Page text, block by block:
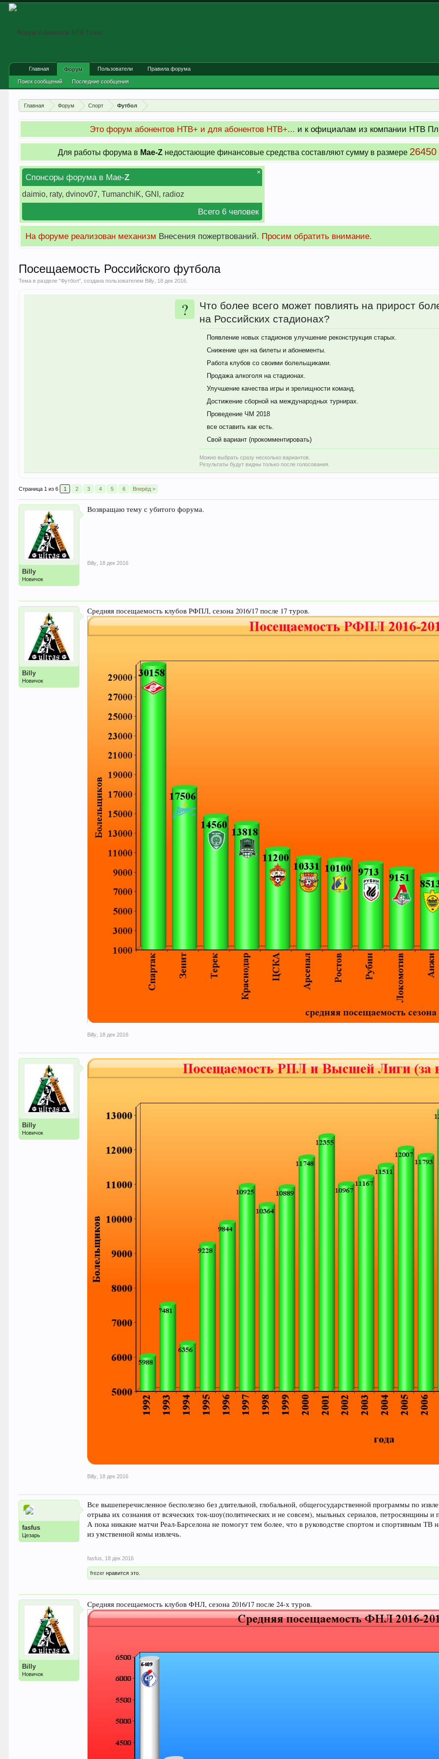
Главная Форум Спорт Футбол
Это форум абонентов НТВ+ и для абонентов НТВ+... и к официалам из компании НТВ
Для работы форума в Мае-Z недостающие финансовые средства составляют сумму в размере 26450
Спонсоры форума в Мае-Z
daimio, raty, dvinov07, TumanchiK, GNI, radioz
Всего 6 человек
×
На форуме реализован механизм Внесения пожертвований. Просим обратить внимание.
Посещаемость Российского футбола
Тема в разделе "Футбол", создана пользователем Billy 18 дек 2016
?
Что более всего может повлиять на прирост
на Российских стадионах?
Появление новых стадионов улучшение реконструкция старых.
Снижение цен на билеты и абонементы.
Работа клубов со своими болельщиками.
Продажа алкоголя на стадионах.
Улучшение качества игры и зрелищности команд.
Достижение сборной на международных турнирах.
Проведение ЧМ 2018
все оставить как есть.
Свой вариант (прокомментировать)
Можно выбрать сразу несколько вариантов.
Результаты будут видны только после голосования.
Страница 1 из 6 1 2 3 4 5 6 Вперёд >
Billy
Новичок
Возвращаю тему с убитого форума.
Billy 18 дек 2016
Billy
Новичок
Средняя посещаемость клубов РФПЛ, сезона 2016/17 после 17 туров.
Billy 18 дек 2016
Billy
Новичок
Billy 18 дек 2016
fasfus
Цезарь
Все вышеперечисленное бесполезно без длительной, глобальной, общегосударственной программы по
отрыва их сознания от всяческих ток-шоу(политических и не совсем), мыльных сериалов, петросянщины и
А пока никакие матчи Реал-Барселона не помогут тем более, что в руководстве спортом и спортивным
из умственной комы извлечь.
fasfus 18 дек 2016
frezer нравится это.
Billy
Новичок
Средняя посещаемость клубов ФНЛ, сезона 2016/17 после 24-х туров.
Главная Форум
Поиск сообщений Последние сообщения
Пользователи Правила форума